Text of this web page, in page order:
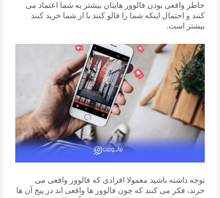
خاطر واقعی بودن فالوور هایتان بیشتر به شما اعتماد می
کنند و احتمال اینکه شما را فالو کنند یا از شما خرید کنند
بیشتر است.
توجه داشته باشید معمولا افرادی که فالوور واقعی می
خرند، فکر می کنند که چون فالوور ها واقعی اند در پیج آن ها